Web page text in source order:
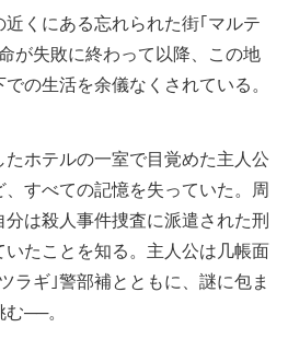
くにある忘れられた街｢マルテ
が失敗に終わって以降、この地
の生活を余儀なくされている。
ホテルの一室で目覚めた主人公
すべての記憶を失っていた。周
は殺人事件捜査に派遣された刑
たことを知る。主人公は几帳面
ラギ｣警部補とともに、謎に包ま
──。